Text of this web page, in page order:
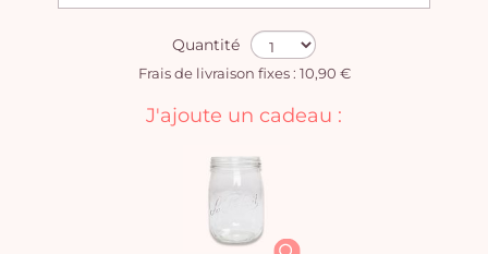
Quantité
Frais de livraison fixes : 10,90 €
J'ajoute un cadeau :